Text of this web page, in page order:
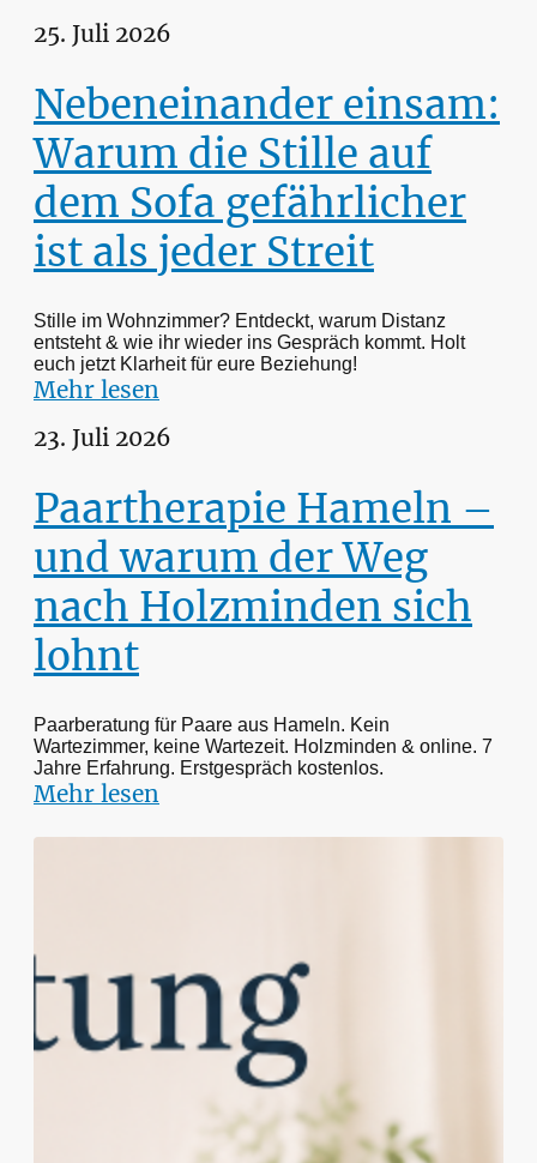
25. Juli 2026
Nebeneinander einsam:
Warum die Stille auf
dem Sofa gefährlicher
ist als jeder Streit
Stille im Wohnzimmer? Entdeckt, warum Distanz
entsteht & wie ihr wieder ins Gespräch kommt. Holt
euch jetzt Klarheit für eure Beziehung!
Mehr lesen
23. Juli 2026
Paartherapie Hameln –
und warum der Weg
nach Holzminden sich
lohnt
Paarberatung für Paare aus Hameln. Kein
Wartezimmer, keine Wartezeit. Holzminden & online. 7
Jahre Erfahrung. Erstgespräch kostenlos.
Mehr lesen